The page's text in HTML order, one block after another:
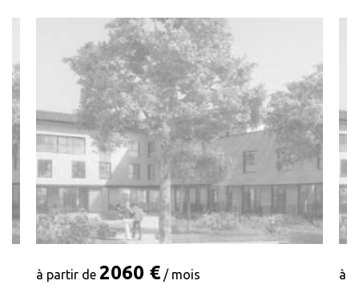
à partir de 2060 € / mois à